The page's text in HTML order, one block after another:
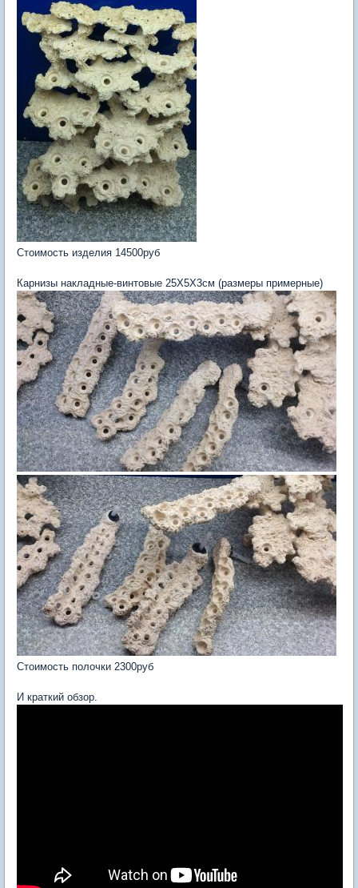
Стоимость изделия 14500руб
Карнизы накладные-винтовые 25Х5Х3см (размеры примерные)
Стоимость полочки 2300руб
И краткий обзор.